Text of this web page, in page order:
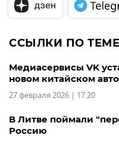
ССЫЛКИ ПО ТЕМЕ
Медиасервисы VK
новом китайском
27 февраля 2026 | 17:20
В Литве поймали
Россию